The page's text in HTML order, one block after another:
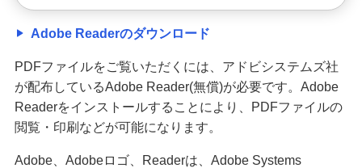
Adobe Readerのダウンロード
PDFファイルをご覧いただくには、アドビシステムズ社
が配布しているAdobe Reader(無償)が必要です。Adobe
Readerをインストールすることにより、PDFファイルの
閲覧・印刷などが可能になります。
Adobe、Adobeロゴ、Readerは、Adobe Systems